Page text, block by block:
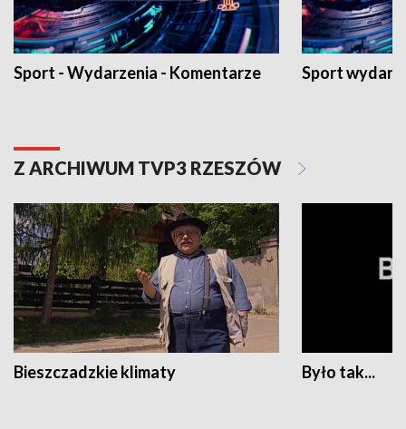
Sport - Wydarzenia - Komentarze Sport
Z ARCHIWUM TVP3 RZESZÓW
Bieszczadzkie klimaty Było tak...